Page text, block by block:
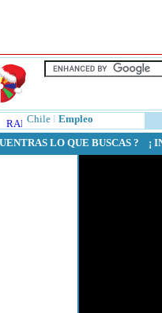
Chile l Empleo
LO QUE BUSCAS ?